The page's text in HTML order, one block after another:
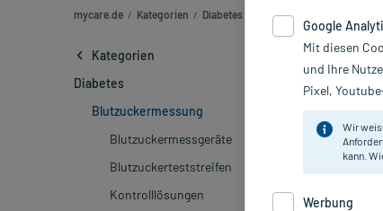
mycare.de / Kategorien / Diabetes Blutzuckermessung (124)
Kategorien
Diabetes
Blutzuckermessung
Blutzuckermessgeräte
Blutzuckerteststreifen
Kontrolllösungen
Sortieren
Google
Mit diesen
und Ihre
Pixel,
Wir
kann.
Werbung